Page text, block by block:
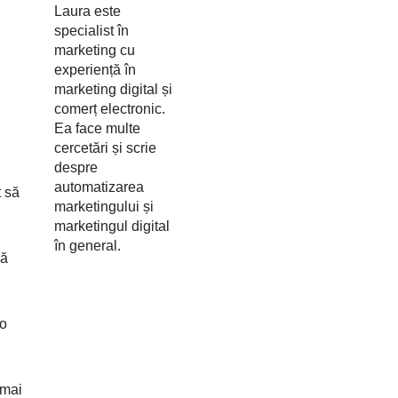
să
Laura este
specialist în
marketing cu
experiență în
marketing digital și
comerț electronic.
Ea face multe
cercetări și scrie
despre
automatizarea
marketingului și
marketingul digital
în general.